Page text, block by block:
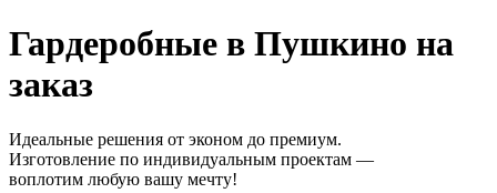
Гардеробные в Пушкино на
заказ
Идеальные решения от эконом до премиум.
Изготовление по индивидуальным проектам —
воплотим любую вашу мечту!